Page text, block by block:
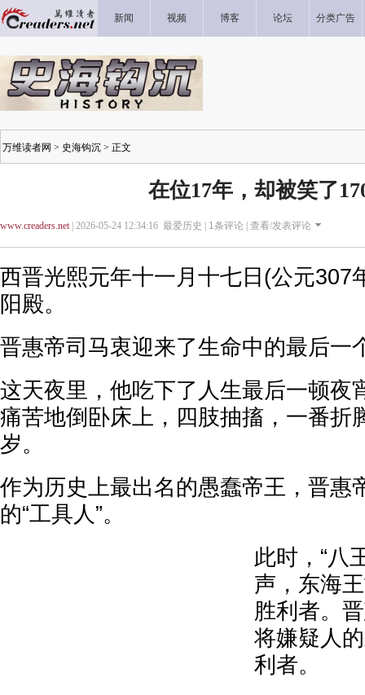
新闻 视频 博客 论坛 分类广告
万维读者网 > 史海钩沉 > 正文
在位17年，却被笑了
www.creaders.net| 2026-05-24 12:34:16 最爱历史 | 1条评论 | 查看/发表评论
西晋光熙元年十一月十七日(公元307
阳殿。
晋惠帝司马衷迎来了生命中的最后一
这天夜里，他吃下了人生最后一顿
痛苦地倒卧床上，四肢抽搐，一番折
岁。
作为历史上最出名的愚蠢帝王，晋惠
的“工具人”。
此时，“八
声，东海
胜利者。
将嫌疑人
利者。